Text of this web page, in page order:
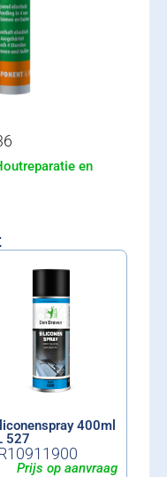
en
400ml
527
Prijs op aanvraag